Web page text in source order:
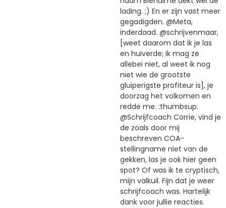
lading. ;) En er zijn vast meer
gegadigden. @Meta,
inderdaad. @schrijvenmaar,
[weet daarom dat ik je las
en huiverde; ik mag ze
allebei niet, al weet ik nog
niet wie de grootste
gluiperigste profiteur is], je
doorzag het volkomen en
redde me. :thumbsup:
@Schrijfcoach Corrie, vind je
de zoals door mij
beschreven COA-
stellingname niet van de
gekken, las je ook hier geen
spot? Of was ik te cryptisch,
mijn valkuil. Fijn dat je weer
schrijfcoach was. Hartelijk
dank voor jullie reacties.